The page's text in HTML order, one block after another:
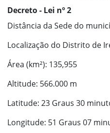
Decreto - Lei nº 2
Distância da Sede do
Localização do Distrito de
Área (km²): 135,955
Altitude: 566.000 m
Latitude: 23 Graus 30
Longitude: 51 Graus 07